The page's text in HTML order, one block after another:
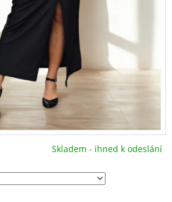
Skladem - ihned k odeslání